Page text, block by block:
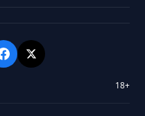
18+